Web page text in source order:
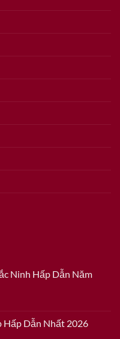
Ninh Hấp Dẫn Năm
Hấp Dẫn Nhất 2026